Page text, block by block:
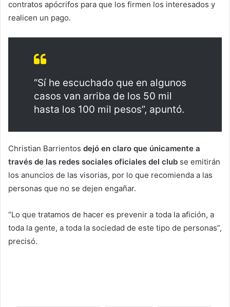
contratos apócrifos para que los firmen los interesados y
realicen un pago.
“Sí he escuchado que en algunos
casos van arriba de los 50 mil
hasta los 100 mil pesos”, apuntó.
Christian Barrientos dejó en claro que únicamente a
través de las redes sociales oficiales del club se emitirán
los anuncios de las visorias, por lo que recomienda a las
personas que no se dejen engañar.
“Lo que tratamos de hacer es prevenir a toda la afición, a
toda la gente, a toda la sociedad de este tipo de personas”,
precisó.